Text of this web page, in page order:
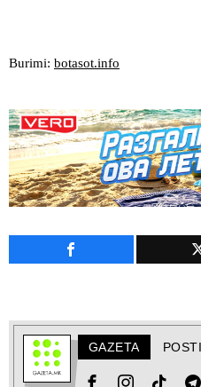
Burimi: botasot.info
GAZETA